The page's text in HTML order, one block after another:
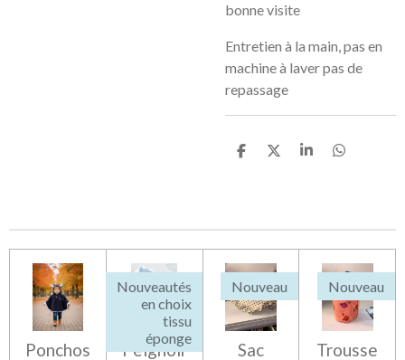
bonne visite
Entretien à la main, pas en
machine à laver pas de
repassage
P
g
P
g
P
g
P
g
Ponchos
Nouveautés
en choix
tissu
éponge
Peignoir
Nouveau
Sac
Nouveau
Trousse